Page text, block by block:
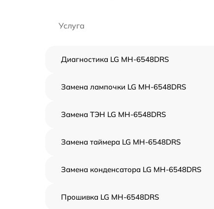
Услуга
Диагностика LG MH-6548DRS
Замена лампочки LG MH-6548DRS
Замена ТЭН LG MH-6548DRS
Замена таймера LG MH-6548DRS
Замена конденсатора LG MH-6548DRS
Прошивка LG MH-6548DRS